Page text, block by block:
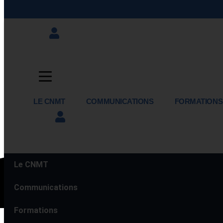
LE CNMT COMMUNICATIONS FORMATIONS
Le CNMT
Communications
Formations